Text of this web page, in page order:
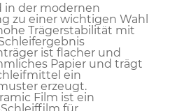
in der modernen
zu einer wichtigen Wahl
Trägerstabilität mit
ist flacher und
Papier und trägt
ein
erzeugt.
Film ist ein